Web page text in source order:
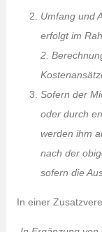
Umfang und
erfolgt im
2.
Sofern der
oder durch
werden ihm
nach der
sofern die
In einer